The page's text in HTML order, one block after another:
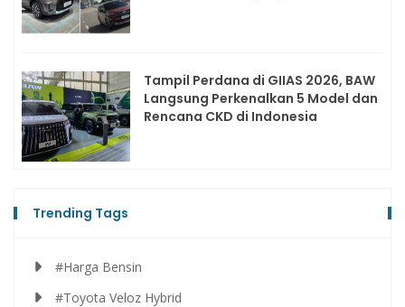
Tampil Perdana di GIIAS 2026, BAW
Langsung Perkenalkan 5 Model dan
Rencana CKD di Indonesia
Trending Tags
#Harga Bensin
#Toyota Veloz Hybrid